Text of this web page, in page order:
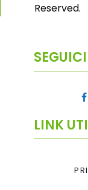
Reserved.
SEGUICI
LINK